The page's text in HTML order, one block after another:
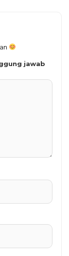
jawab